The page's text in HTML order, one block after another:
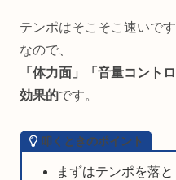
テンポはそこそこ速いで
なので、
「体力面」「音量コント
効果的です。
叩くときのポイント
まずはテンポを落